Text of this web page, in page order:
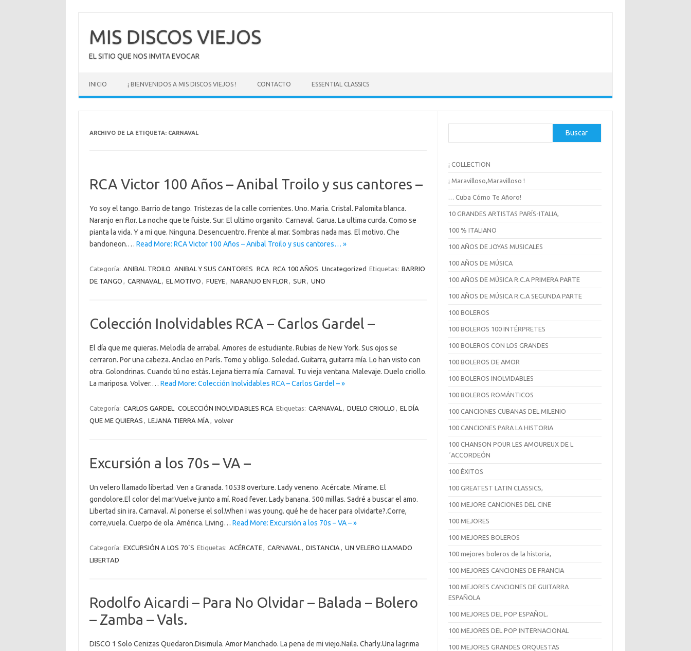
contenido
MIS DISCOS VIEJOS
EL SITIO QUE NOS INVITA EVOCAR
INICIO ¡ BIENVENIDOS A MIS DISCOS VIEJOS ! CONTACTO ESSENTIAL CLASSICS
ARCHIVO DE LA ETIQUETA: CARNAVAL
RCA Victor 100 Años – Anibal Troilo y sus cantores –
Yo soy el tango. Barrio de tango. Tristezas de la calle corrientes. Uno. Maria. Cristal. Palomita blanca.
Naranjo en flor. La noche que te fuiste. Sur. El ultimo organito. Carnaval. Garua. La ultima curda. Como se
pianta la vida. Y a mi que. Ninguna. Desencuentro. Frente al mar. Sombras nada mas. El motivo. Che
bandoneon.… Read More: RCA Victor 100 Años – Anibal Troilo y sus cantores… »
Categoría: ANIBAL TROILO ANIBAL Y SUS CANTORES RCA RCA 100 AÑOS Uncategorized Etiquetas: BARRIO
DE TANGO , CARNAVAL , EL MOTIVO , FUEYE, NARANJO EN FLOR , SUR , UNO
Colección Inolvidables RCA – Carlos Gardel –
El día que me quieras. Melodía de arrabal. Amores de estudiante. Rubias de New York. Sus ojos se
cerraron. Por una cabeza. Anclao en París. Tomo y obligo. Soledad. Guitarra, guitarra mía. Lo han visto con
otra. Golondrinas. Cuando tú no estás. Lejana tierra mía. Carnaval. Tu vieja ventana. Malevaje. Duelo criollo.
La mariposa. Volver.… Read More: Colección Inolvidables RCA – Carlos Gardel – »
Categoría: CARLOS GARDEL COLECCIÓN INOLVIDABLES RCA Etiquetas: CARNAVAL , DUELO CRIOLLO , EL DÍA
QUE ME QUIERAS , LEJANA TIERRA MÍA , volver
Excursión a los 70s – VA –
Un velero llamado libertad. Ven a Granada. 10538 overture. Lady veneno. Acércate. Mírame. El
gondolore.El color del mar.Vuelve junto a mí. Road fever. Lady banana. 500 millas. Sadré a buscar el amo.
Libertad sin ira. Carnaval. Al ponerse el sol.When i was young. qué he de hacer para olvidarte?.Corre,
corre,vuela. Cuerpo de ola. América. Living… Read More: Excursión a los 70s – VA – »
Categoría: EXCURSIÓN A LOS 70´S Etiquetas: ACÉRCATE, CARNAVAL , DISTANCIA , UN VELERO LLAMADO
LIBERTAD
Rodolfo Aicardi – Para No Olvidar – Balada – Bolero
– Zamba – Vals.
DISCO 1 Solo Cenizas Quedaron.Disimula. Amor Manchado. La pena de mi viejo.Naila. Charly.Una lagrima
a
Buscar
¡ COLLECTION
¡ Maravilloso,Maravilloso !
… Cuba Cómo Te Añoro!
10 GRANDES ARTISTAS PARÍS-ITALIA,
100 % ITALIANO
100 AÑOS DE JOYAS MUSICALES
100 AÑOS DE MÚSICA
100 AÑOS DE MÚSICA R.C.A PRIMERA PARTE
100 AÑOS DE MÚSICA R.C.A SEGUNDA PARTE
100 BOLEROS
100 BOLEROS 100 INTÉRPRETES
100 BOLEROS CON LOS GRANDES
100 BOLEROS DE AMOR
100 BOLEROS INOLVIDABLES
100 BOLEROS ROMÁNTICOS
100 CANCIONES CUBANAS DEL MILENIO
100 CANCIONES PARA LA HISTORIA
100 CHANSON POUR LES AMOUREUX DE L
´ACCORDEÓN
100 ÉXITOS
100 GREATEST LATIN CLASSICS,
100 MEJORE CANCIONES DEL CINE
100 MEJORES
100 MEJORES BOLEROS
100 mejores boleros de la historia,
100 MEJORES CANCIONES DE FRANCIA
100 MEJORES CANCIONES DE GUITARRA
ESPAÑOLA
100 MEJORES DEL POP ESPAÑOL.
100 MEJORES DEL POP INTERNACIONAL
100 MEJORES GRANDES ORQUESTAS